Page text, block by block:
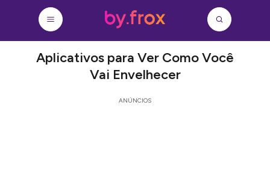
Aplicativos para Ver Como Você
Vai Envelhecer
ANÚNCIOS